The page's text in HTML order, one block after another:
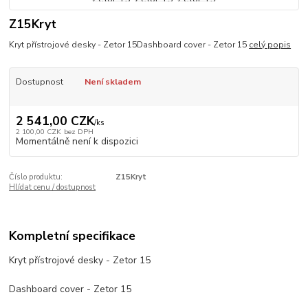
Z15Kryt
Kryt přístrojové desky - Zetor 15Dashboard cover - Zetor 15 celý popis
Dostupnost Není skladem
2 541,00 CZK/ks
2 100,00 CZK bez DPH
Momentálně není k dispozici
Číslo produktu:
Z15Kryt
Hlídat cenu / dostupnost
Kompletní specifikace
Kryt přístrojové desky - Zetor 15
Dashboard cover - Zetor 15